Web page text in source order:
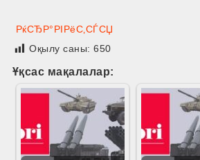
РќСЂР°РІРёС‚СЃСЏ
Оқылу саны:650
Ұқсас мақалалар: